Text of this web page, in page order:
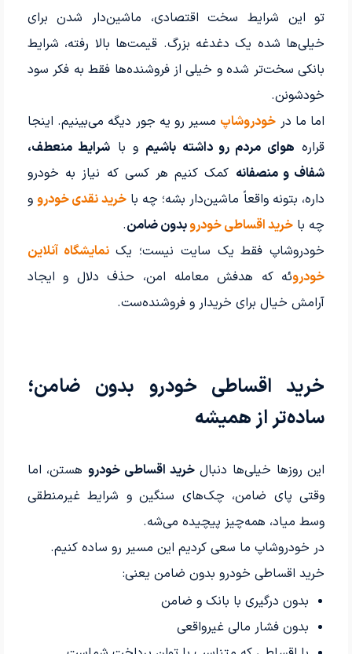
تو این شرایط سخت اقتصادی، ماشین‌دار شدن برای
خیلی‌ها شده یک دغدغه بزرگ. قیمت‌ها بالا رفته، شرایط
بانکی سخت‌تر شده و خیلی از فروشنده‌ها فقط به فکر سود
خودشونن.
اما ما در خودروشاپ مسیر رو یه جور دیگه می‌بینیم. اینجا
قراره هوای مردم رو داشته باشیم و با شرایط منعطف،
شفاف و منصفانه کمک کنیم هر کسی که نیاز به خودرو
داره، بتونه واقعاً ماشین‌دار بشه؛ چه باخرید نقدی خودرو و
چه با خرید اقساطی خودروبدون ضامن.
خودروشاپ فقط یک سایت نیست؛ یکنمایشگاه آنلاین
خودروئه که هدفش معامله امن، حذف دلال و ایجاد
آرامش خیال برای خریدار و فروشنده‌ست.
خرید اقساطی خودرو بدون ضامن؛
ساده‌تر از همیشه
این روزها خیلی‌ها دنبالخرید اقساطی خودرو هستن، اما
وقتی پای ضامن، چک‌های سنگین و شرایط غیرمنطقی
وسط میاد، همه‌چیز پیچیده می‌شه.
در خودروشاپ ما سعی کردیم این مسیر رو ساده کنیم.
خرید اقساطی خودرو بدون ضامن یعنی:
بدون درگیری با بانک و ضامن
بدون فشار مالی غیرواقعی